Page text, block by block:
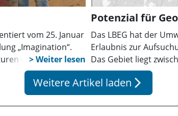
vom 25. Januar
„Imagination“.
und Lyrik.
Potenzial für
Das LBEG hat der
Erlaubnis zur
Das Gebiet liegt
Potenzial für
Weitere Artikel laden arrow_forward_ios